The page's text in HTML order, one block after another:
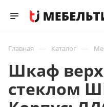
Главная — Каталог —
Шкаф
стеклом